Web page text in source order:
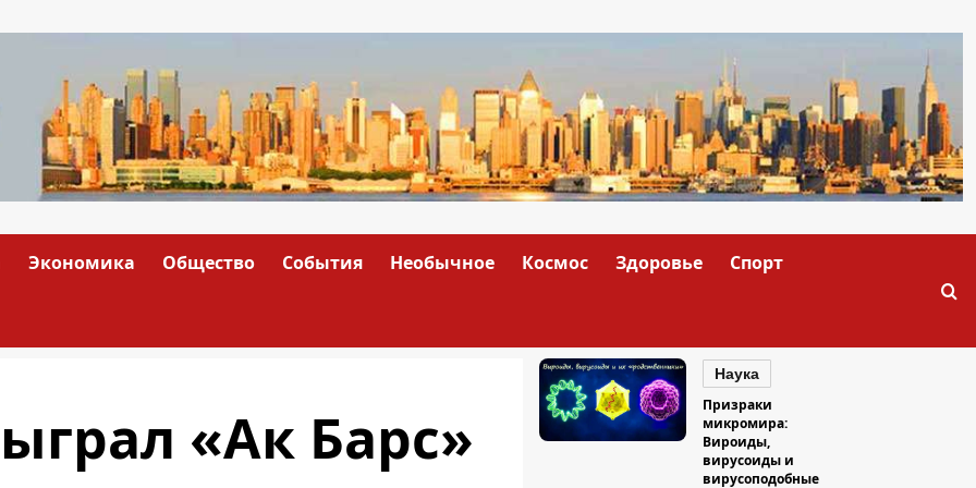
Экономика Общество События Необычное Космос Здоровье Спорт
«Ак Барс»
Наука
Призраки
микромира:
Вироиды,
вирусоиды и
вирусоподобные